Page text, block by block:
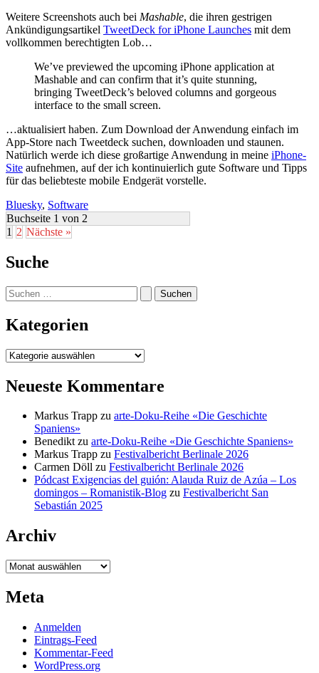
Weitere Screenshots auch bei Mashable, die ihren gestrigen
Ankündigungsartikel TweetDeck for iPhone Launches mit dem
vollkommen berechtigten Lob…
We’ve previewed the upcoming iPhone application at
Mashable and can confirm that it’s quite stunning,
bringing TweetDeck’s beloved columns and gorgeous
interface to the small screen.
…aktualisiert haben. Zum Download der Anwendung einfach im
App-Store nach Tweetdeck suchen, downloaden und staunen.
Natürlich werde ich diese großartige Anwendung in meine iPhone-
Site aufnehmen, auf der ich kontinuierlich gute Software und Tipps
für das beliebteste mobile Endgerät vorstelle.
Bluesky, Software
Buchseite 1 von 2
1 2 Nächste »
Suche
Suchen
nach:
Kategorien
Kategorien
Neueste Kommentare
Markus Trapp zu arte-Doku-Reihe «Die Geschichte
Spaniens»
Benediktzu arte-Doku-Reihe «Die Geschichte Spaniens»
Markus Trapp zu Festivalbericht Berlinale 2026
Carmen Döll zu Festivalbericht Berlinale 2026
Pódcast Exigencias del guión: Alauda Ruiz de Azúa – Los
domingos – Romanistik-Blog zu Festivalbericht San
Sebastián 2025
Archiv
Archiv
Meta
Anmelden
Eintrags-Feed
Kommentar-Feed
WordPress.org